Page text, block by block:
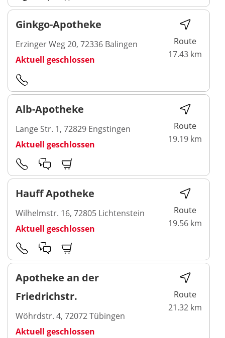
Ginkgo-Apotheke
Erzinger Weg 20, 72336 Balingen
Aktuell geschlossen
Route
17.43 km
Alb-Apotheke
Lange Str. 1, 72829 Engstingen
Aktuell geschlossen
Route
19.19 km
Hauff Apotheke
Wilhelmstr. 16, 72805 Lichtenstein
Aktuell geschlossen
Route
19.56 km
Apotheke an der
Friedrichstr.
Wöhrdstr. 4, 72072 Tübingen
Aktuell geschlossen
Route
21.32 km